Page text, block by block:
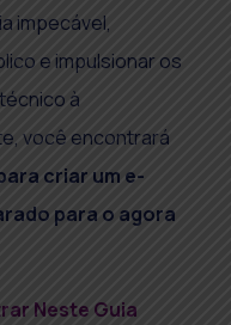
impecável,
e impulsionar os
à
você encontrará
criar um e-
para o agora
Neste Guia